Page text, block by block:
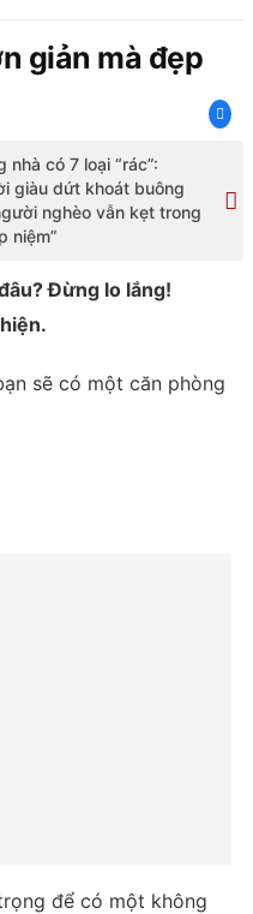
giản mà đẹp
nhà có 7 loại “rác”:
giàu dứt khoát buông
nghèo vẫn kẹt trong
niệm”
Đừng lo lắng!
sẽ có một căn phòng
để có một không